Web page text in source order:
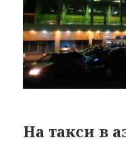
На такси в